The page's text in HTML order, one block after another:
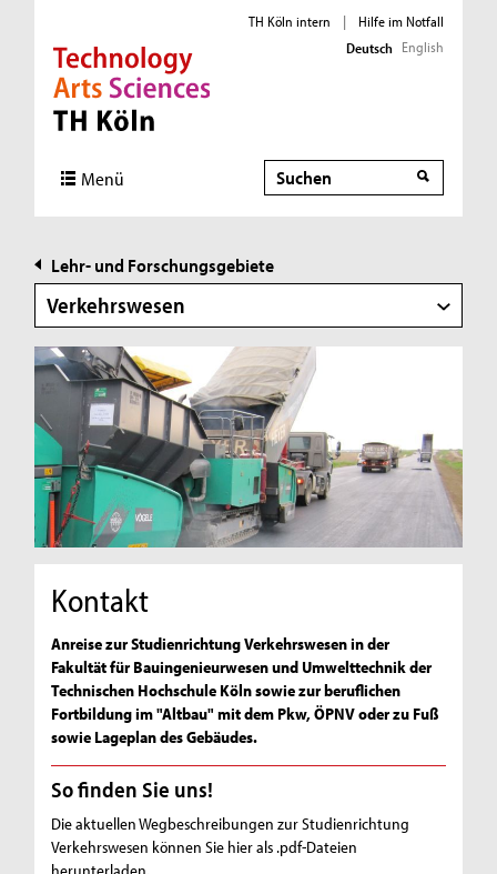
Direkt zur Hauptnavigation
Direkt zur Subnavigation
Direkt zum Inhalt
Direkt zum Fußbereich
TH Köln intern |
Hilfe im Notfall
Deutsch English
Menü Suche
Suche
Lehr- und Forschungsgebiete
Verkehrswesen
Kontakt
Anreise zur Studienrichtung Verkehrswesen in der
Fakultät für Bauingenieurwesen und Umwelttechnik der
Technischen Hochschule Köln sowie zur beruflichen
Fortbildung im "Altbau" mit dem Pkw, ÖPNV oder zu Fuß
sowie Lageplan des Gebäudes.
So finden Sie uns!
Die aktuellen Wegbeschreibungen zur Studienrichtung
Verkehrswesen können Sie hier als .pdf-Dateien